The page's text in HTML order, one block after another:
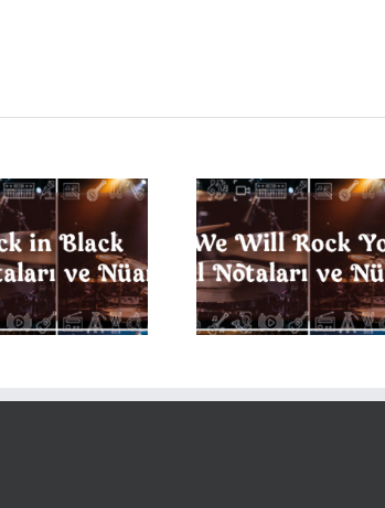
We Will Rock You Davul
Notaları ve Nüansları
Evgeny Grinko
Piyano
Nüansları